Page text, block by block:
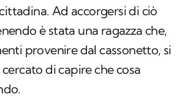
Ad accorgersi di ciò
è stata una ragazza che,
provenire dal cassonetto, si
di capire che cosa